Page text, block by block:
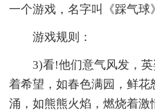
一个游戏，名字叫《踩气球
游戏规则：
3)看!他们意气风发，
着希望，如春色满园，鲜
涌，如熊熊火焰，燃烧着